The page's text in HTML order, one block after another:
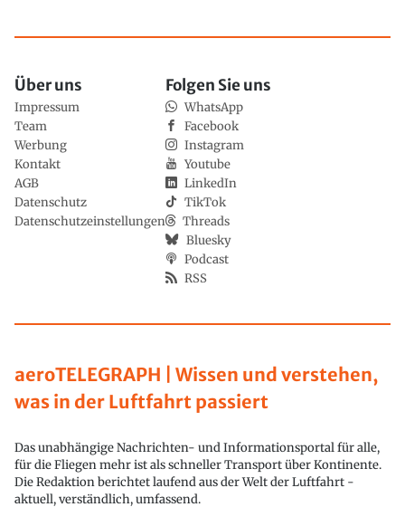
aeroTELEGRAPH | Wissen und verstehen,
was in der Luftfahrt passiert
Das unabhängige Nachrichten- und Informationsportal für alle,
für die Fliegen mehr ist als schneller Transport über Kontinente.
Die Redaktion berichtet laufend aus der Welt der Luftfahrt -
aktuell, verständlich, umfassend.
Über uns
Impressum
Team
Werbung
Kontakt
AGB
Datenschutz
Datenschutzeinstellungen
Folgen Sie uns
WhatsApp
Facebook
Instagram
Youtube
LinkedIn
TikTok
Threads
Bluesky
Podcast
RSS